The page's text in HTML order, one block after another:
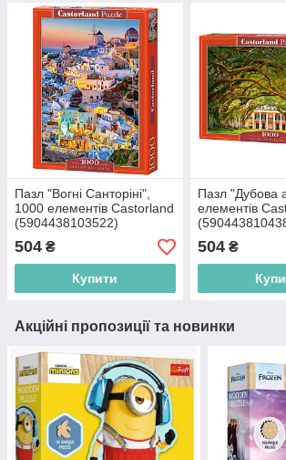
Пазл "Вогні Санторіні",
1000 елементів Castorland
(5904438103522)
504 ₴
Купити
Пазл "Дубова
елементів
504₴
Акційні пропозиції та новинки